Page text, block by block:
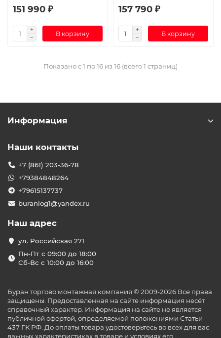
151 990 ₽
В корзину
157 790 ₽
В корзину
Показано с 1 по 16 из 16 (всего 1 страниц)
Информация
Наши контакты
+7 (861) 203-36-78
+79384848264
+79615137737
buranlog1@yandex.ru
Наш адрес
ул. Российская 271
Пн-Пт с 09:00 до 18:00
Сб-Вс с 10:00 до 16:00
Буран торгово монтажная компания © 2009-2026 Все права
защищены. Предоставленная на сайте информация несёт
справочный характер. Информация на сайте не является
публичной офертой, определяемой положениями Статьи
437 ГК РФ. До оплаты товара удостоверьтесь во всех для вас
важных характеристиках в товаре и условиях его